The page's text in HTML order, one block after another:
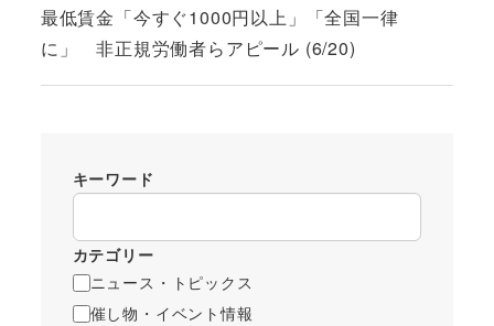
最低賃金「今すぐ1000円以上」「全国一律
に」 非正規労働者らアピール (6/20)
キーワード
カテゴリー
ニュース・トピックス
催し物・イベント情報